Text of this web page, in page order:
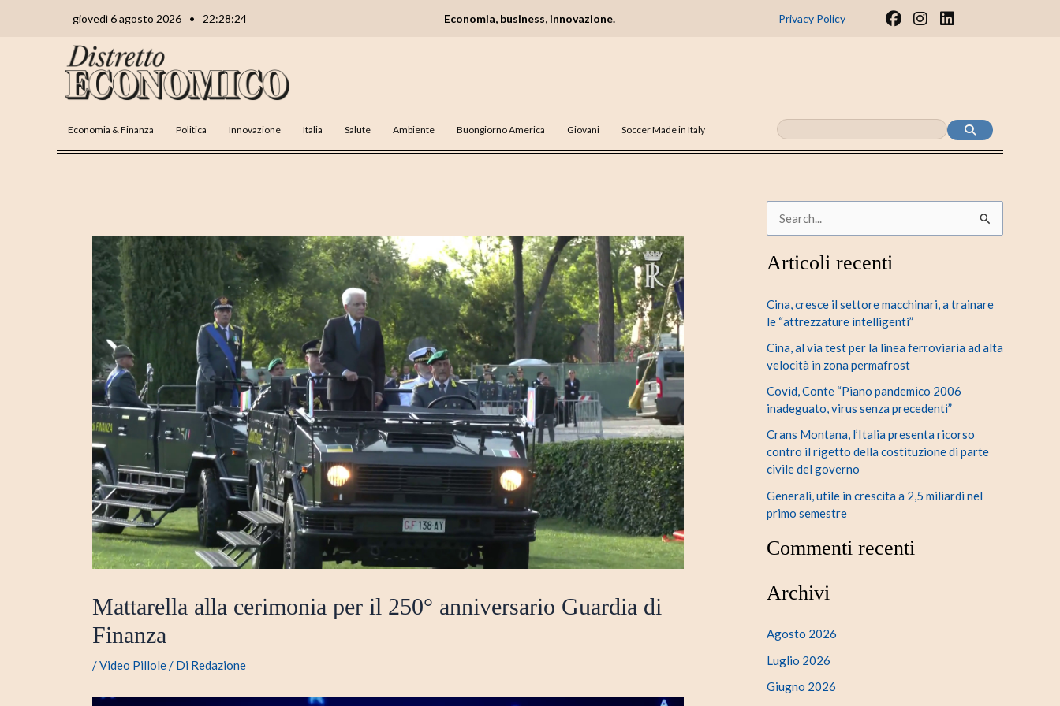
giovedì 6 agosto 2026 • 22:28:25 Economia, business, innovazione. Privacy Policy
F
I
m
L
n
Economia & Finanza Politica Innovazione Italia Salute Ambiente Buongiorno America Giovani Soccer Made in Italy
Mattarella alla cerimonia per il 250° anniversario Guardia di
Finanza
/Video Pillole/ Di Redazione
r
a
Articoli recenti
Cina, cresce il settore macchinari, a trainare
le “attrezzature intelligenti”
Cina, al via test per la linea ferroviaria ad alta
velocità in zona permafrost
Covid, Conte “Piano pandemico 2006
inadeguato, virus senza precedenti”
Crans Montana, l’Italia presenta ricorso
contro il rigetto della costituzione di parte
civile del governo
Generali, utile in crescita a 2,5 miliardi nel
primo semestre
Commenti recenti
Archivi
Agosto 2026
Luglio 2026
Giugno 2026